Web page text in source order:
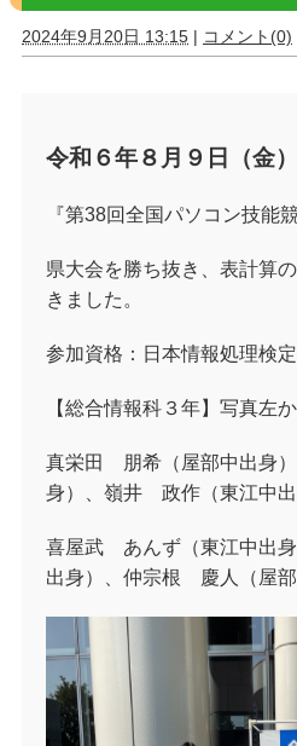
2024年9月20日 13:15 | コメント(0)
令和６年８月９日（金）
『第38回全国パソコン技能
県大会を勝ち抜き、表計算
きました。
参加資格：日本情報処理検
【総合情報科３年】写真左
真栄田 朋希（屋部中出身
身）、嶺井 政作（東江中出
喜屋武 あんず（東江中出
出身）、仲宗根 慶人（屋部